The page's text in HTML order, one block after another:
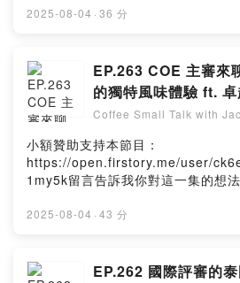
1my5k/commentsPowered by
2025-08-04 · 36 分
EP.263 COE 主審來
的獨特風味體驗 ft.
Eduardo Ambrocio
Coffee Small Talk with
小額贊助支持本節目：
https://open.firstory.me/user/
1my5k留言告訴我你對這一集的想法
1my5k/commentsPowered by
2025-08-04 · 43 分
EP.262 國際評審的